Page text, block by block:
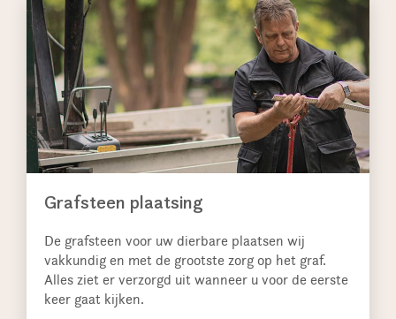
Grafsteen plaatsing
De grafsteen voor uw dierbare plaatsen wij
vakkundig en met de grootste zorg op het graf.
Alles ziet er verzorgd uit wanneer u voor de eerste
keer gaat kijken.